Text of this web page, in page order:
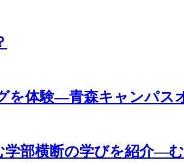
を体験―青森キャンパス
学部横断の学びを紹介―